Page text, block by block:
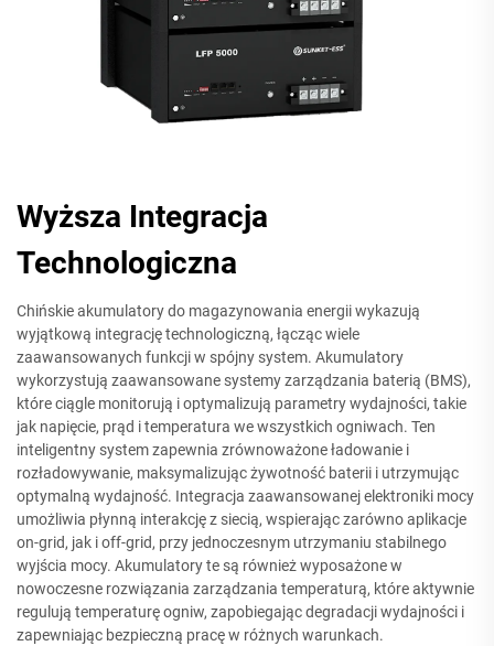
Wyższa Integracja
Technologiczna
Chińskie akumulatory do magazynowania energii wykazują
wyjątkową integrację technologiczną, łącząc wiele
zaawansowanych funkcji w spójny system. Akumulatory
wykorzystują zaawansowane systemy zarządzania baterią (BMS),
które ciągle monitorują i optymalizują parametry wydajności, takie
jak napięcie, prąd i temperatura we wszystkich ogniwach. Ten
inteligentny system zapewnia zrównoważone ładowanie i
rozładowywanie, maksymalizując żywotność baterii i utrzymując
optymalną wydajność. Integracja zaawansowanej elektroniki mocy
umożliwia płynną interakcję z siecią, wspierając zarówno aplikacje
on-grid, jak i off-grid, przy jednoczesnym utrzymaniu stabilnego
wyjścia mocy. Akumulatory te są również wyposażone w
nowoczesne rozwiązania zarządzania temperaturą, które aktywnie
regulują temperaturę ogniw, zapobiegając degradacji wydajności i
zapewniając bezpieczną pracę w różnych warunkach.